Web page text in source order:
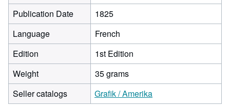
Publication Date
1825
Language
French
Edition
1st Edition
Weight
35 grams
Seller catalogs
Grafik / Amerika